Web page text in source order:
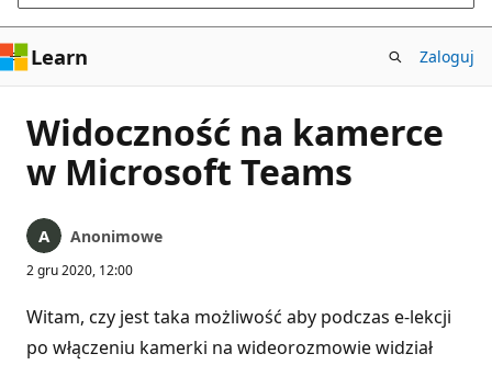
Learn Zaloguj
Widoczność na kamerce
w Microsoft Teams
Anonimowe
2 gru 2020, 12:00
Witam, czy jest taka możliwość aby podczas e-lekcji
po włączeniu kamerki na wideorozmowie widział